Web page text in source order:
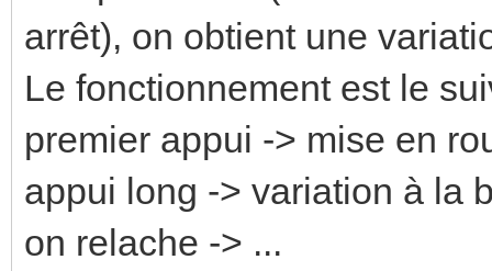
arrêt), on obtient une
Le fonctionnement est le
premier appui -> mise en
appui long -> variation à la
on relache -> ...